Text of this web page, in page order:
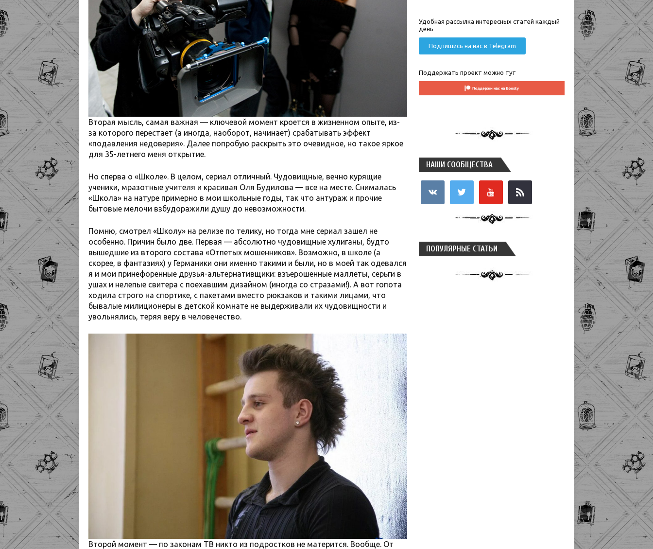
Вторая мысль, самая важная — ключевой момент кроется в жизненном опыте, из-
за которого перестает (а иногда, наоборот, начинает) срабатывать эффект
«подавления недоверия». Далее попробую раскрыть это очевидное, но такое яркое
для 35-летнего меня открытие.
Но сперва о «Школе». В целом, сериал отличный. Чудовищные, вечно курящие
ученики, мразотные учителя и красивая Оля Будилова — все на месте. Снималась
«Школа» на натуре примерно в мои школьные годы, так что антураж и прочие
бытовые мелочи взбудоражили душу до невозможности.
Помню, смотрел «Школу» на релизе по телику, но тогда мне сериал зашел не
особенно. Причин было две. Первая — абсолютно чудовищные хулиганы, будто
вышедшие из второго состава «Отпетых мошенников». Возможно, в школе (а
скорее, в фантазиях) у Германики они именно такими и были, но в моей так одевался
я и мои принефоренные друзья-альтернативщики: взъерошенные маллеты, серьги в
ушах и нелепые свитера с поехавшим дизайном (иногда со стразами!). А вот гопота
ходила строго на спортике, с пакетами вместо рюкзаков и такими лицами, что
бывалые милиционеры в детской комнате не выдерживали их чудовищности и
увольнялись, теряя веру в человечество.
Второй момент — по законам ТВ никто из подростков не матерится. Вообще. От
Удобная рассылка интересных статей каждый
день
Подпишись на нас в Telegram
Поддержать проект можно тут
НАШИ СООБЩЕСТВА
ПОПУЛЯРНЫЕ СТАТЬИ